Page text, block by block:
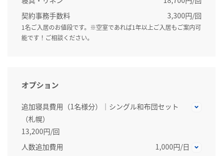
契約事務手数料
3,300円/回
1名ご入居のお値段です。※空室であれば1年以上ご入居もご案内可
能です！ご相談ください。
オプション
追加寝具費用（1名様分）｜シングル和布団セット
（札幌）
13,200円/回
人数追加費用
1,000円/日